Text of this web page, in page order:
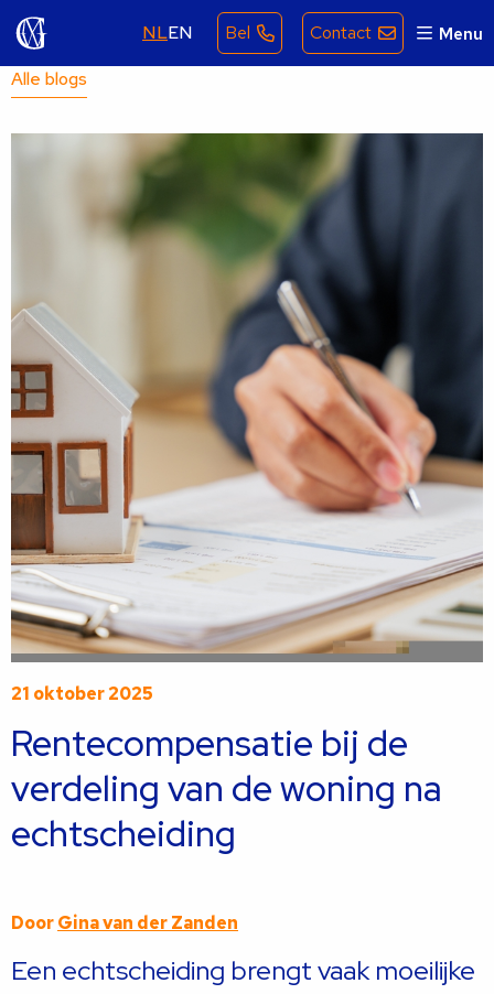
NLEN Bel Contact Menu
Alle blogs
21 oktober 2025
Rentecompensatie bij de
verdeling van de woning na
echtscheiding
DoorGina van der Zanden
Een echtscheiding brengt vaak moeilijke